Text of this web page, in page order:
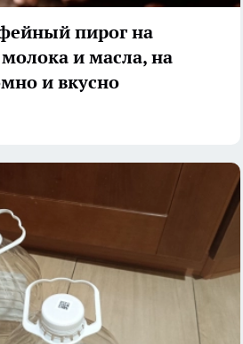
пирог на
и масла, на
и вкусно